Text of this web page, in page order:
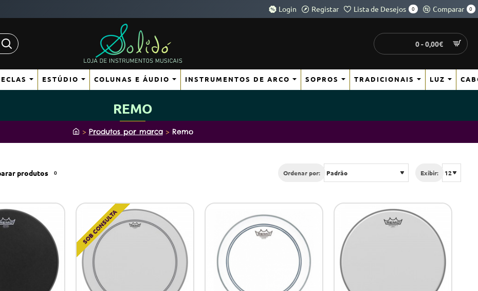
Login Registar Lista de Desejos 0 Comparar 0
0 - 0,00€
ESTÚDIO COLUNAS E ÁUDIO INSTRUMENTOS DE ARCO SOPROS TRADICIONAIS LUZ
REMO
h
o
Produtos por marca Remo
produtos 0 Ordenar por: Exibir:
SOB CONSULTA